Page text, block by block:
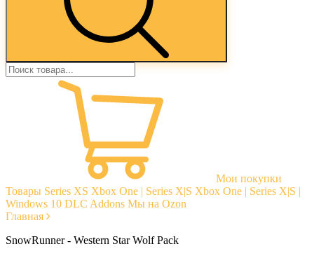
Мои покупки
Товары Series XS Xbox One | Series X|S Xbox One | Series X|S |
Windows 10 DLC Addons Мы на Ozon
Главная
SnowRunner - Western Star Wolf Pack